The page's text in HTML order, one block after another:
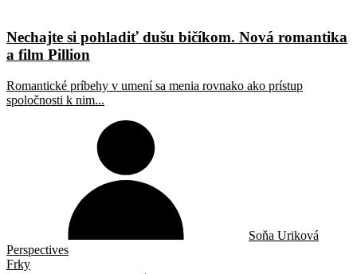
Nechajte si pohladiť dušu bičíkom. Nová romantika
a film Pillion
Romantické príbehy v umení sa menia rovnako ako prístup
spoločnosti k nim...
Soňa Uriková
Perspectives
Frky